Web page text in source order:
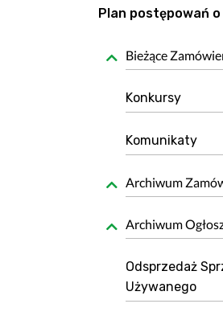
Ochrona danych
Dostępność
Informacja o
Bezpieczeństwo
Sygnaliści
O nas
Plan postępowań
Bieżące
Konkursy
Komunikaty
Archiwum
Archiwum
Odsprzedaż
Używanego